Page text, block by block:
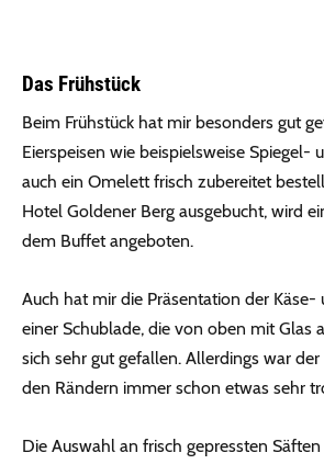
Das Frühstück
Beim Frühstück hat mir besonders gut
Eierspeisen wie beispielsweise Spiegel-
auch ein Omelett frisch zubereitet
Hotel Goldener Berg ausgebucht, wird
dem Buffet angeboten.
Auch hat mir die Präsentation der
einer Schublade, die von oben mit Glas
sich sehr gut gefallen. Allerdings war
den Rändern immer schon etwas sehr
Die Auswahl an frisch gepressten